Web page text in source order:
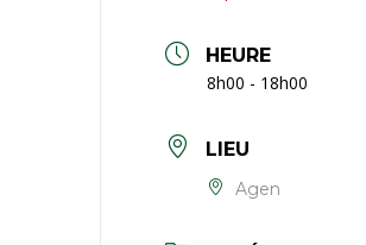
HEURE
8h00 - 18h00
LIEU
Agen